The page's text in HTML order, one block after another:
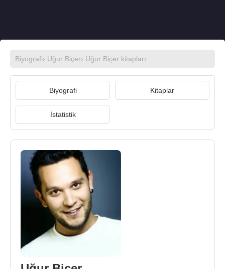
Biyografi› Uğur Biçer› Uğur Biçer kitapları
Biyografi Kitaplar
İstatistik